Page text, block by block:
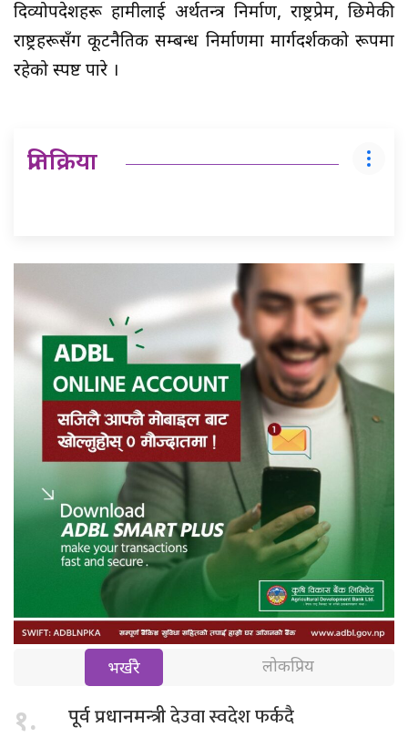
दिव्योपदेशहरू हामीलाई अर्थतन्त्र निर्माण, राष्ट्रप्रेम, छिमेकी
राष्ट्रहरूसँग कूटनैतिक सम्बन्ध निर्माणमा मार्गदर्शकको रूपमा
रहेको स्पष्ट पारे ।
प्रतिक्रिया
भर्खरै लोकप्रिय
१. पूर्व प्रधानमन्त्रीदेउवा स्वदेश फर्कदै